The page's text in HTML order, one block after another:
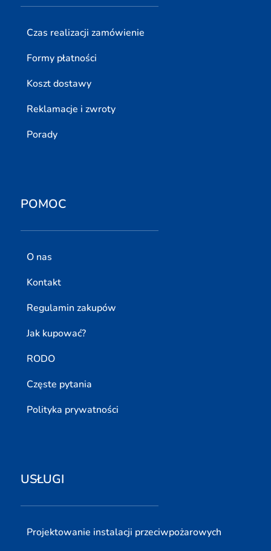
Czas realizacji zamówienie
Formy płatności
Koszt dostawy
Reklamacje i zwroty
Porady
POMOC
O nas
Kontakt
Regulamin zakupów
Jak kupować?
RODO
Częste pytania
Polityka prywatności
USŁUGI
Projektowanie instalacji przeciwpożarowych